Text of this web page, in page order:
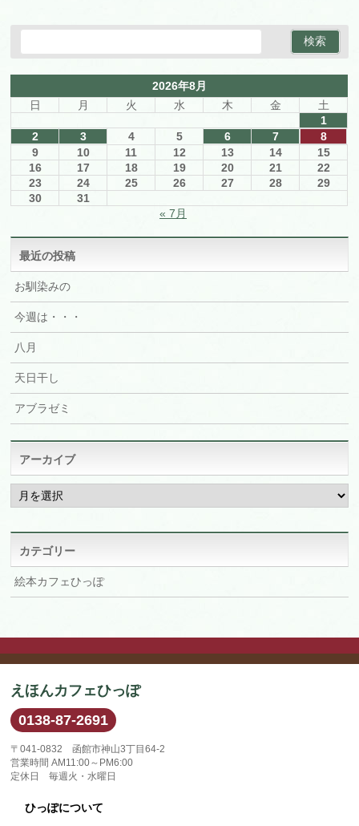
2026年8月
日
月 火 水 木 金
土
1
2
3 4 5 6 7
8
9
10 11 12 13 14
15
16
17 18 19 20 21
22
23
24 25 26 27 28
29
30
31
« 7月
最近の投稿
お馴染みの
今週は・・・
八月
天日干し
アブラゼミ
アーカイブ
ア
ー
カ
カテゴリー
絵本カフェひっぽ
えほんカフェひっぽ
0138-87-2691
〒041-0832 函館市神山3丁目64-2
営業時間 AM11:00～PM6:00
定休日 毎週火・水曜日
ひっぽについて